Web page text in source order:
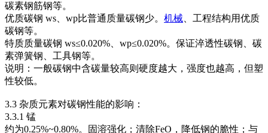
碳素钢筋钢等。
优质碳钢 ws、wp比普通质量碳钢少。 机械 、工程结构用优质
碳钢等。
特质质量碳钢 ws≤0.020%、wp≤0.020%。保证淬透性碳钢、碳
素弹簧钢、工具钢等。
说明：一般碳钢中含碳量较高则硬度越大，强度也越高，但塑
性较低。
3.3 杂质元素对碳钢性能的影响：
3.3.1 锰
约为0.25%~0.80%。固溶强化；清除FeO，降低钢的脆性；与